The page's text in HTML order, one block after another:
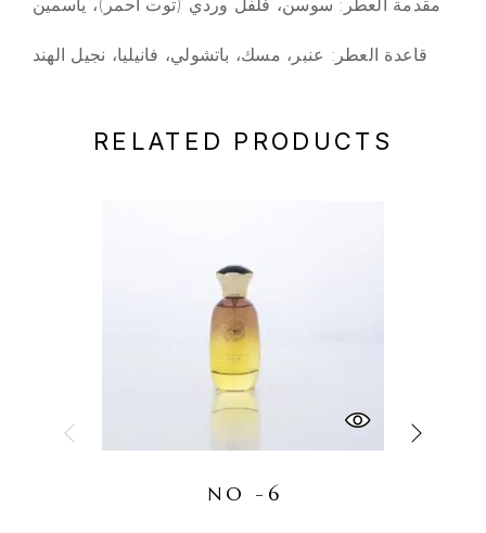
قاعدة العطر: عنبر، مسك، باتشولي، فانيليا، نجيل الهند
RELATED PRODUCTS
NO -6